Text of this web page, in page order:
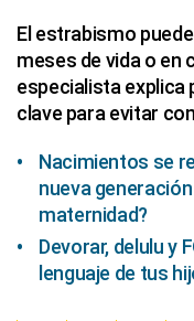
El estrabismo
meses de vida o en
especialista explica
clave para evitar
Nacimientos se
nueva
maternidad?
Devorar, delulu y
lenguaje de tus